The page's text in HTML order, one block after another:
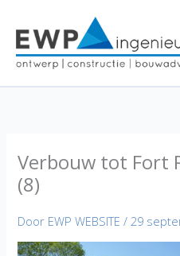
inhoud
Verbouw tot Fort
(8)
Door EWP WEBSITE/29